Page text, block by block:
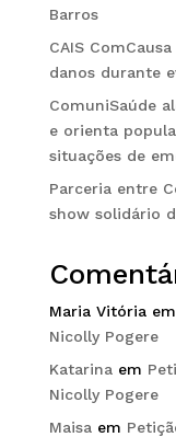
Barros
CAIS
danos durante
ComuniSaúde
e orienta
situações de
Parceria entre
show solidário
Maria Vitóriaem
Nicolly Pogere
Katarinaem
Nicolly Pogere
Maisaem